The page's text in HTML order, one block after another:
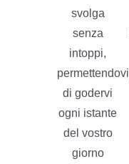
svolga
senza
intoppi,
permettendovi
di godervi
ogni istante
del vostro
giorno